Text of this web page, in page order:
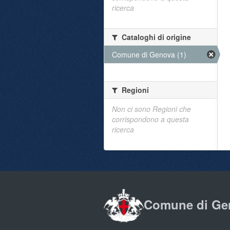
ricerca
Cataloghi di origine
Comune di Genova (1)
Regioni
Non ci sono Regioni che
corrispondono a questa
ricerca
Comune di